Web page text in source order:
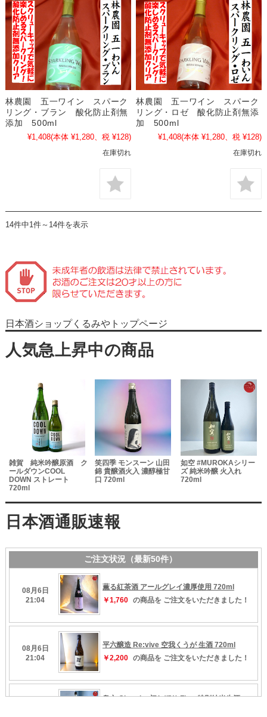
林農園 五一ワイン スパーク
リング・ブラン 酸化防止剤無
添加 500ml
¥1,408(本体 ¥1,280、税 ¥128)
在庫切れ
林農園 五一ワイン スパーク
リング・ロゼ 酸化防止剤無添
加 500ml
¥1,408(本体 ¥1,280、税 ¥128)
在庫切れ
14件中1件～14件を表示
日本酒ショップくるみやトップページ
雑賀 純米吟醸原酒 ク
ールダウンCOOL
DOWN ストレート
720ml
笑四季 モンスーン 山田
錦 貴醸酒火入 濃醇極甘
口 720ml
如空 #MUROKAシリー
ズ 純米吟醸 火入れ
720ml